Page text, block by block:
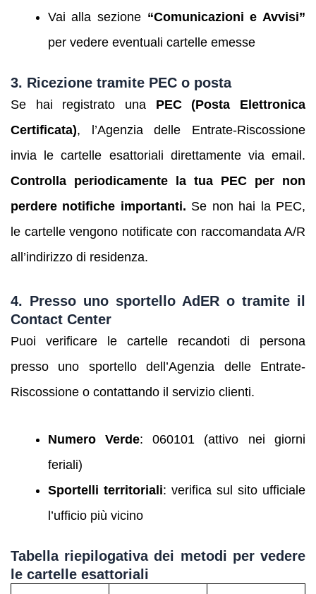
Vai alla sezione “Comunicazioni e Avvisi”
per vedere eventuali cartelle emesse
3. Ricezione tramite PEC o posta
Se hai registrato una PEC (Posta Elettronica
Certificata), l’Agenzia delle Entrate-Riscossione
invia le cartelle esattoriali direttamente via email.
Controlla periodicamente la tua PEC per non
perdere notifiche importanti. Se non hai la PEC,
le cartelle vengono notificate con raccomandata A/R
all’indirizzo di residenza.
4. Presso uno sportello AdER o tramite il
Contact Center
Puoi verificare le cartelle recandoti di persona
presso uno sportello dell’Agenzia delle Entrate-
Riscossione o contattando il servizio clienti.
Numero Verde: 060101 (attivo nei giorni
feriali)
Sportelli territoriali: verifica sul sito ufficiale
l’ufficio più vicino
Tabella riepilogativa dei metodi per vedere
le cartelle esattoriali